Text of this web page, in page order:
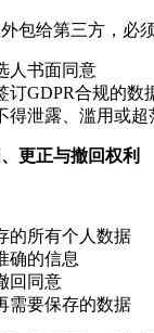
包给第三方，必须
人书面同意
订GDPR合规的数
得泄露、滥用或超
更正与撤回权利
的所有个人数据
确的信息
回同意
需要保存的数据